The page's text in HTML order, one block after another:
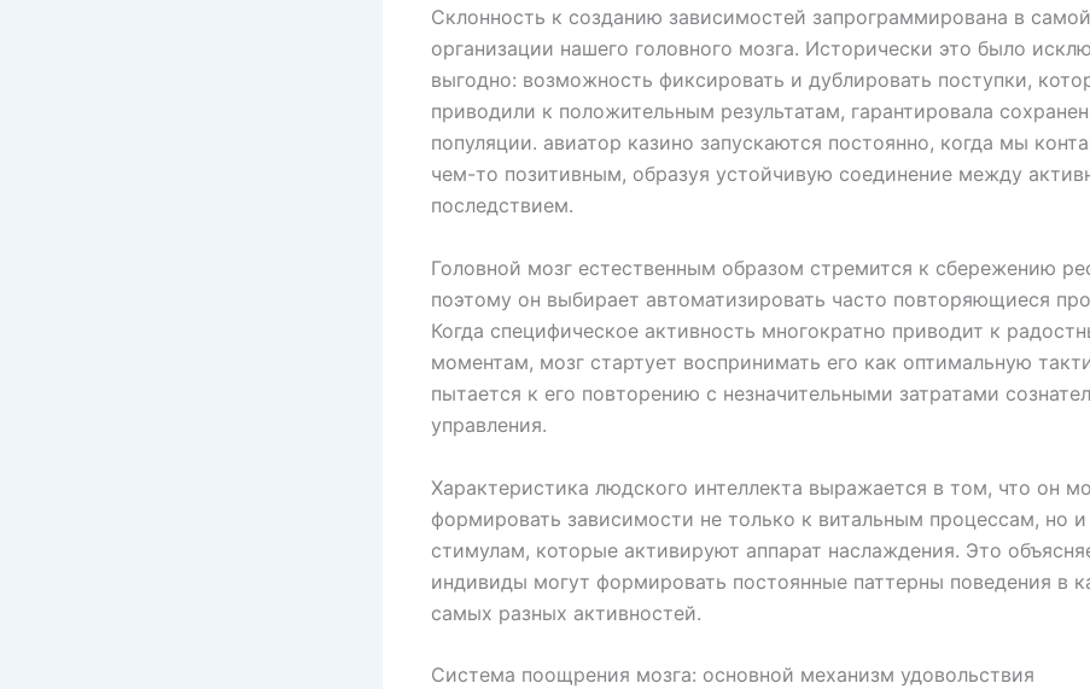
Склонность к созданию зависимостей запрограммирована в самой
организации нашего головного мозга. Исторически это было
выгодно: возможность фиксировать и дублировать поступки,
приводили к положительным результатам, гарантировала
популяции. авиатор казино запускаются постоянно, когда мы
чем-то позитивным, образуя устойчивую соединение между
последствием.
Головной мозг естественным образом стремится к сбережению
поэтому он выбирает автоматизировать часто повторяющиеся
Когда специфическое активность многократно приводит к
моментам, мозг стартует воспринимать его как оптимальную
пытается к его повторению с незначительными затратами
управления.
Характеристика людского интеллекта выражается в том, что он
формировать зависимости не только к витальным процессам, но
стимулам, которые активируют аппарат наслаждения. Это
индивиды могут формировать постоянные паттерны поведения в
самых разных активностей.
Система поощрения мозга: основной механизм удовольствия